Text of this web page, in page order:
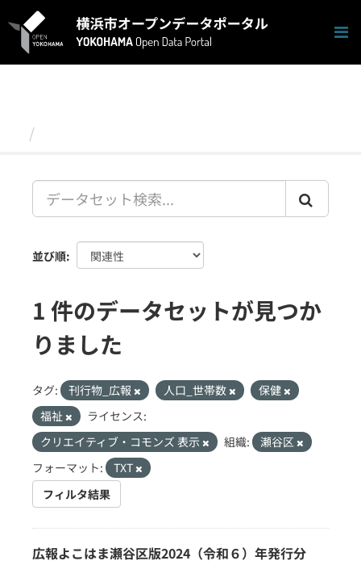
キ
並び順
1 件のデータセットが見つか
りました
タグ: 刊行物_広報 人口_世帯数
保健
福祉
ライセンス:
クリエイティブ・コモンズ 表示
組織:
瀬谷区
フォーマット:
TXT
フィルタ結果
広報よこはま瀬谷区版2024（令和６）年発行分